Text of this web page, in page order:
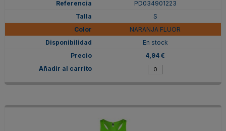
PD034901223
S
NARANJA FLUOR
En stock
4,94 €